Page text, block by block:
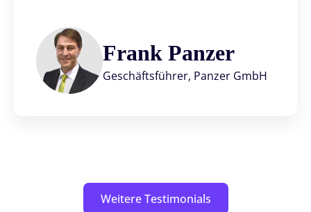
Frank Panzer
Geschäftsführer, Panzer GmbH
Weitere Testimonials